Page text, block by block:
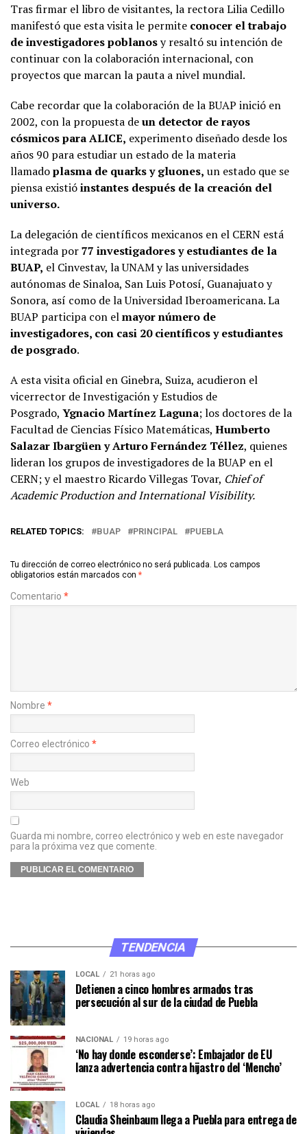
Tras firmar el libro de visitantes, la rectora Lilia Cedillo
manifestó que esta visita le permite conocer el trabajo
de investigadores poblanosy resaltó su intención de
continuar con la colaboración internacional, con
proyectos que marcan la pauta a nivel mundial.
Cabe recordar que la colaboración de la BUAP inició en
2002, con la propuesta deun detector de rayos
cósmicos para ALICE, experimento diseñado desde los
años 90 para estudiar un estado de la materia
llamadoplasma de quarks y gluones, un estado que se
piensa existióinstantes después de la creación del
universo.
La delegación de científicos mexicanos en el CERN está
integrada por77 investigadores y estudiantes de la
BUAP, el Cinvestav, la UNAM y las universidades
autónomas de Sinaloa, San Luis Potosí, Guanajuato y
Sonora, así como de la Universidad Iberoamericana. La
BUAP participa con elmayor número de
investigadores, con casi 20 científicos y estudiantes
de posgrado.
A esta visita oficial en Ginebra, Suiza, acudieron el
vicerrector de Investigación y Estudios de
Posgrado, Ygnacio Martínez Laguna; los doctores de la
Facultad de Ciencias Físico Matemáticas, Humberto
Salazar Ibargüen y Arturo Fernández Téllez, quienes
lideran los grupos de investigadores de la BUAP en el
CERN; y el maestro Ricardo Villegas Tovar, Chief of
Academic Production and International Visibility.
RELATED TOPICS: BUAP PRINCIPAL PUEBLA
Tu dirección de correo electrónico no será publicada. Los campos
obligatorios están marcados con *
Comentario *
Nombre *
Correo electrónico *
Web
Guarda mi nombre, correo electrónico y web en este navegador
para la próxima vez que comente.
TENDENCIA
LOCAL 21 horas ago
Detienen a cinco hombres armados tras
persecución al sur de la ciudad de Puebla
NACIONAL 19 horas ago
‘No hay donde esconderse’: Embajador de EU
lanza advertencia contra hijastro del ‘Mencho’
LOCAL 18 horas ago
Claudia Sheinbaum llega a Puebla para entrega de